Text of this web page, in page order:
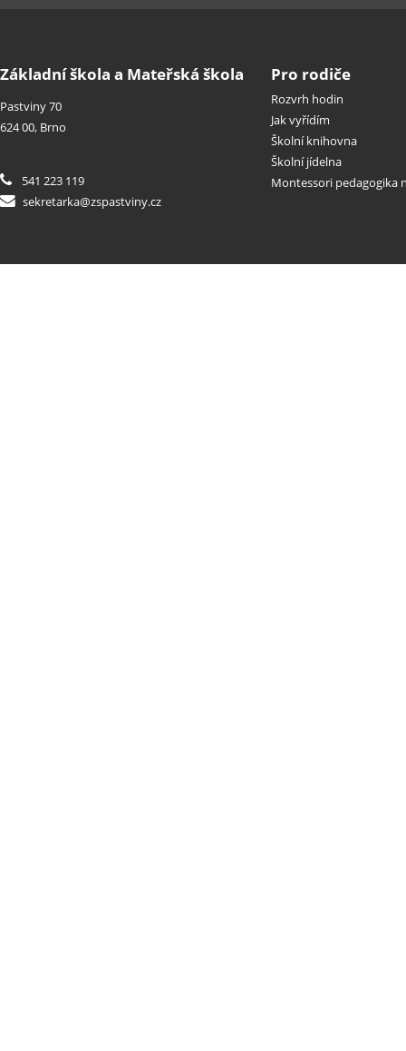
Základní škola a Mateřská škola
Pastviny 70
624 00, Brno
541 223 119
sekretarka@zspastviny.cz
Pro rodiče
Rozvrh hodin
Jak vyřídím
Školní knihovna
Školní jídelna
Montessori pedagogika